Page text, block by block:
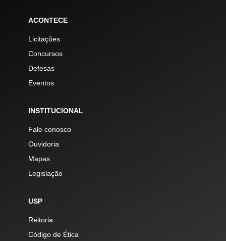
ACONTECE
Licitações
Concursos
Defesas
Eventos
INSTITUCIONAL
Fale conosco
Ouvidoria
Mapas
Legislação
USP
Reitoria
Código de Ética